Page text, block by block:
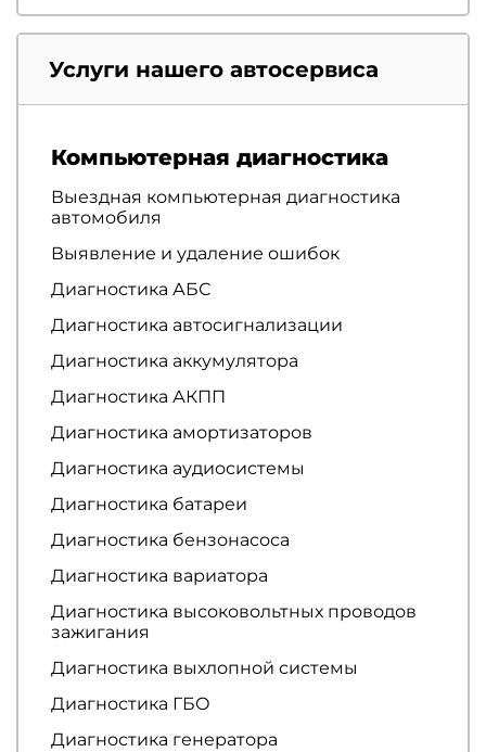
Услуги нашего автосервиса
Компьютерная диагностика
Выездная компьютерная диагностика
автомобиля
Выявление и удаление ошибок
Диагностика АБС
Диагностика автосигнализации
Диагностика аккумулятора
Диагностика АКПП
Диагностика амортизаторов
Диагностика аудиосистемы
Диагностика батареи
Диагностика бензонасоса
Диагностика вариатора
Диагностика высоковольтных проводов
зажигания
Диагностика выхлопной системы
Диагностика ГБО
Диагностика генератора